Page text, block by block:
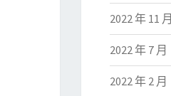
2022 年 11 月
2022 年 7 月
2022 年 2 月